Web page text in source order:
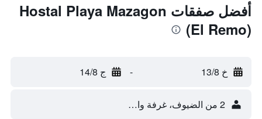
أفضل صفقات Hostal Playa Mazagon
(El Remo)
خ 13/8 - ج 14/8
2 من الضيوف، غرفة واحدة